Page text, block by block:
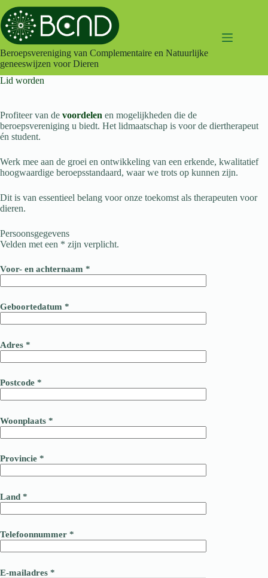
naar
de
inhoud
Beroepsvereniging van Complementaire en Natuurlijke
geneeswijzen voor Dieren
Lid worden
Profiteer van de voordelen en mogelijkheden die de
beroepsvereniging u biedt. Het lidmaatschap is voor de diertherapeut
én student.
Werk mee aan de groei en ontwikkeling van een erkende, kwalitatief
hoogwaardige beroepsstandaard, waar we trots op kunnen zijn.
Dit is van essentieel belang voor onze toekomst als therapeuten voor
dieren.
Persoonsgegevens
Velden met een * zijn verplicht.
Voor- en achternaam *
Geboortedatum *
Adres *
Postcode *
Woonplaats *
Provincie *
Land *
Telefoonnummer *
E-mailadres *